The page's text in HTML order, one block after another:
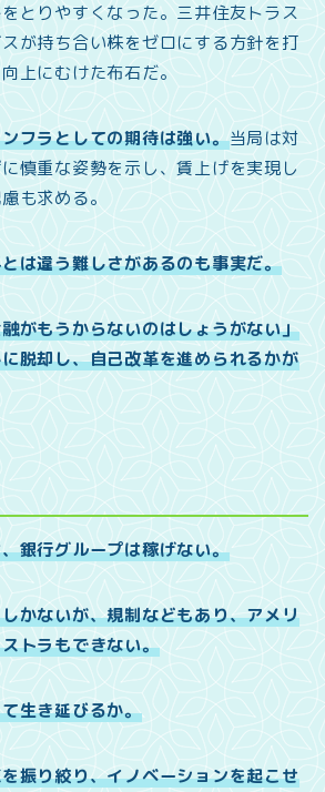
とりやすくなった。三井住友トラス
が持ち合い株をゼロにする方針を打
上にむけた布石だ。
フラとしての期待は強い。当局は対
慎重な姿勢を示し、賃上げを実現し
も求める。
は違う難しさがあるのも事実だ。
がもうからないのはしょうがない」
脱却し、自己改革を進められるかが
銀行グループは稼げない。
かないが、規制などもあり、アメリ
トラもできない。
生き延びるか。
振り絞り、イノベーションを起こせ